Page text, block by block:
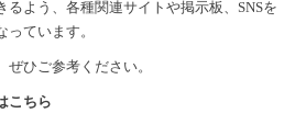
るよう、各種関連サイトや掲示板、SNSを
ています。
ひご参考ください。
こちら